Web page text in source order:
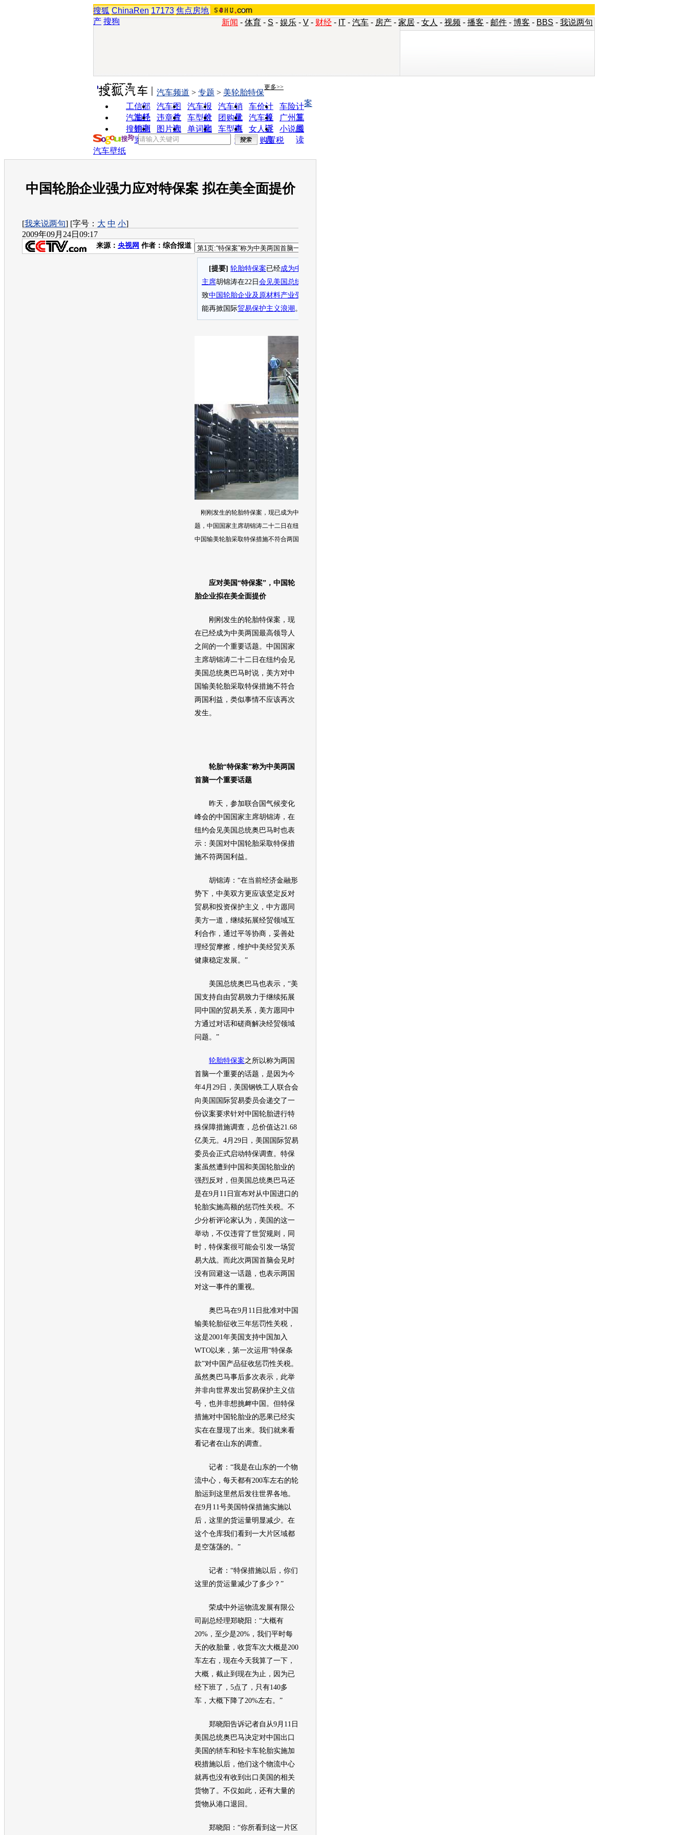
搜狐 ChinaRen 17173 焦点房地
产 搜狗 新闻 - 体育 - S - 娱乐 - V - 财经 - IT - 汽车 - 房产 - 家居 - 女人 - 视频 - 播客 - 邮件 - 博客 - BBS - 我说两句
实用工具 更多>>
工信部
油耗
汽车图
片
汽车报
价
汽车销
量
车价计
算
车险计
算
汽车经
销商
违章查
询
车型对
比
团购优
惠
汽车投
诉
广州车
展
搜狗浏
览器
图片欣
赏
单词翻
车型查
询
女人宝
典
小说阅
读
汽车频道 > 专题 > 美轮胎特保
案
购置税
汽车壁纸
中国轮胎企业强力应对特保案 拟在美全面提价
[我来说两句] [字号： 大 中 小]
2009年09月24日09:17
来源： 央视网 作者：综合报道
[提要] 轮胎特保案已经成为中美两国最高领导人间的一个重要话题
主席胡锦涛在22日 会见美国总统奥巴马时说，类似事情不应再次发生
致中国轮胎企业及原材料产业受到巨大冲击
能再掀国际贸易保护主义浪潮 。我国手握
刚刚发生的轮胎特保案，现已成为中美两国最高领导人之间的一个重要话
题，中国国家主席胡锦涛二十二日在纽约会见美国总统奥巴马时说，美方对
中国输美轮胎采取特保措施不符合两国利益，类似事情不应该再次发生。
应对美国“特保案”，中国轮
胎企业拟在美全面提价
刚刚发生的轮胎特保案，现
在已经成为中美两国最高领导人
之间的一个重要话题。中国国家
主席胡锦涛二十二日在纽约会见
美国总统奥巴马时说，美方对中
国输美轮胎采取特保措施不符合
两国利益，类似事情不应该再次
发生。
轮胎“特保案”称为中美两国
首脑一个重要话题
昨天，参加联合国气候变化
峰会的中国国家主席胡锦涛，在
纽约会见美国总统奥巴马时也表
示：美国对中国 轮胎采取特保措
施不符两国利益。
胡锦涛：“在当前经济金融形
势下，中美双方更应该坚定反对
贸易和投资保护主义，中方愿同
美方一道，继续拓展经贸领域互
利合作，通过平等协商，妥善处
理经贸摩擦，维护中美经贸关系
健康稳定发展。”
美国总统奥巴马也表示，“美
国支持自由贸易致力于继续拓展
同中国的贸易关系，美方愿同中
方通过对话和磋商解决经贸领域
问题。”
轮胎特保案之所以称为两国
首脑一个重要的话题，是因为今
年4月29日，美国钢铁工人联合会
向美国国际贸易委员会递交了一
份议案要求针对中国 轮胎进行特
殊保障措施调查，总价值达21.68
亿美元。4月29日，美国国际贸易
委员会正式启动特保调查。特保
案虽然遭到中国和美国 轮胎业的
强烈反对，但美国总统奥巴马还
是在9月11日宣布对从中国进口的
轮胎实施高额的惩罚性关税。不
少分析评论家认为，美国的这一
举动，不仅违背了世贸规则，同
时，特保案很可能会引发一场贸
易大战。而此次两国首脑会见时
没有回避这一话题，也表示两国
对这一事件的重视。
奥巴马在9月11日批准对中国
输美轮胎征收三年惩罚性关税，
这是2001年美国支持中国加入
WTO以来，第一次运用“特保条
款”对中国产品征收惩罚性关税。
虽然奥巴马事后多次表示，此举
并非向世界发出贸易保护主义信
号，也并非想挑衅中国。但特保
措施对中国 轮胎业的恶果已经实
实在在显现了出来。我们就来看
看记者在山东的调查。
记者：“我是在山东的一个物
流中心，每天都有200车左右的轮
胎运到这里然后发往世界各地。
在9月11号美国特保措施实施以
后，这里的货运量明显减少。在
这个仓库我们看到一大片区域都
是空荡荡的。”
记者：“特保措施以后，你们
这里的货运量减少了多少？”
荣成中外运物流发展有限公
司副总经理郑晓阳：“大概有
20%，至少是20%，我们平时每
天的收胎量，收货车次大概是200
车左右，现在今天我算了一下，
大概，截止到现在为止，因为已
经下班了，5点了，只有140多
车，大概下降了20%左右。”
郑晓阳告诉记者自从9月11日
美国总统奥巴马决定对中国出口
美国的轿车和轻卡车轮胎实施加
税措施以后，他们这个物流中心
就再也没有收到出口美国的相关
货物了。不仅如此，还有大量的
货物从港口退回。
郑晓阳：“你所看到这一片区